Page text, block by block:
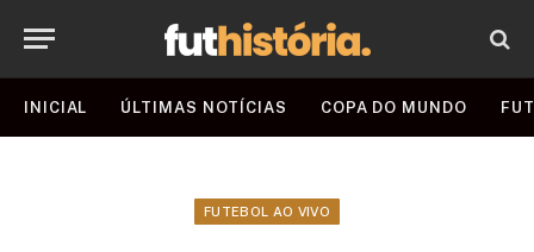
INICIAL ÚLTIMAS NOTÍCIAS COPA DO MUNDO
FUTEBOL AO VIVO